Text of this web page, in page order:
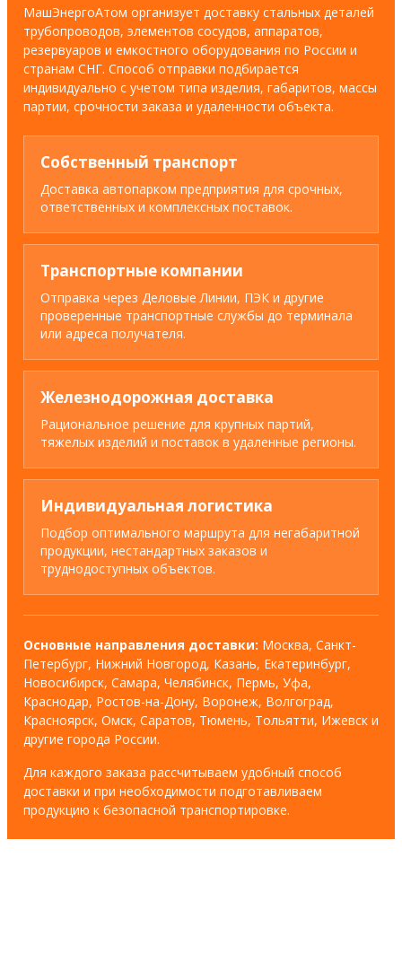
МашЭнергоАтом организует доставку стальных деталей
трубопроводов, элементов сосудов, аппаратов,
резервуаров и емкостного оборудования по России и
странам СНГ. Способ отправки подбирается
индивидуально с учетом типа изделия, габаритов, массы
партии, срочности заказа и удаленности объекта.
Собственный транспорт
Доставка автопарком предприятия для срочных,
ответственных и комплексных поставок.
Транспортные компании
Отправка через Деловые Линии, ПЭК и другие
проверенные транспортные службы до терминала
или адреса получателя.
Железнодорожная доставка
Рациональное решение для крупных партий,
тяжелых изделий и поставок в удаленные регионы.
Индивидуальная логистика
Подбор оптимального маршрута для негабаритной
продукции, нестандартных заказов и
труднодоступных объектов.
Основные направления доставки: Москва, Санкт-
Петербург, Нижний Новгород, Казань, Екатеринбург,
Новосибирск, Самара, Челябинск, Пермь, Уфа,
Краснодар, Ростов-на-Дону, Воронеж, Волгоград,
Красноярск, Омск, Саратов, Тюмень, Тольятти, Ижевск и
другие города России.
Для каждого заказа рассчитываем удобный способ
доставки и при необходимости подготавливаем
продукцию к безопасной транспортировке.